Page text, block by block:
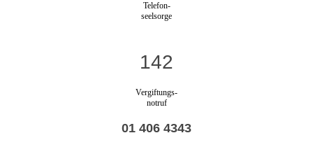
Telefon-
seelsorge
142
Vergiftungs-
notruf
01 406 4343